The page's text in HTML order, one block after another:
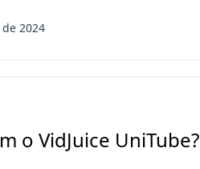
2024
o VidJuice UniTube?